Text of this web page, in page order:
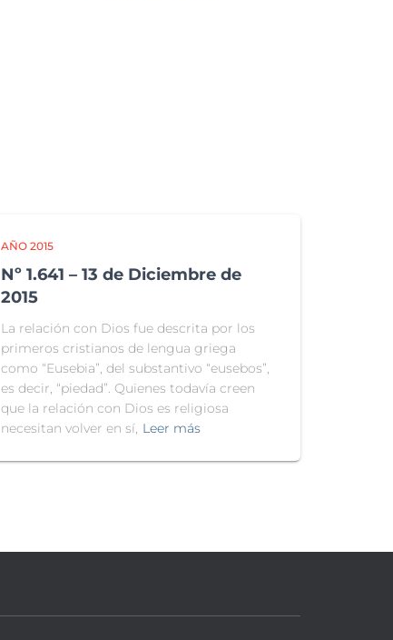
AÑO 2015
Nº 1.641 – 13 de Diciembre de
2015
La relación con Dios fue descrita por los
primeros cristianos de lengua griega
como “Eusebia”, del substantivo “eusebos”,
es decir, “piedad”. Quienes todavía creen
que la relación con Dios es religiosa
necesitan volver en sí, Leer más